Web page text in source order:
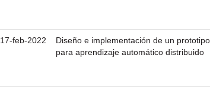
17-feb-2022
Diseño e implementación de un
para aprendizaje automático distribuido